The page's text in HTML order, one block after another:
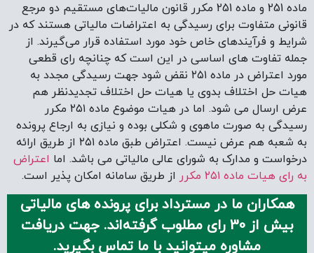
ماده 251 و ماده 251 مکرر قانون مالیات‌های مستقیم دو مرجع
قانونی متفاوت برای رسیدگی به اعتراضات مالیاتی هستند که در
شرایط و فرآیندهای خاص خود مورد استفاده قرار می‌گیرند. از
جمله تفاوت های اساسی در این است که چنانچه رای قطعی
مورد اعتراض در ماده ۲۵۱ نقض شود جهت رسیدگی مجدد به
هیات حل اختلاف بدوی یا هیات حل اختلاف تجدیدنظر هم
عرض ارسال می شود. اما در هیات موضوع ماده ۲۵۱ مکرر
رسیدگی به صورت ماهوی و شکلی بوده و نیازی به ارجاع پرونده
به شعبه هم عرض نیست. اعتراض طبق ماده ۲۵۱ از طریق ارائه
درخواست و مدارک به شورای عالی مالیاتی می باشد. اما اعتراض
به رای هیات ماده ۲۵۱ مکرر
از طریق سامانه امکان پذیر است.
همکاران ما در مسترداد برای پرونده های مالیاتی
بیش از 30 رای مطلوب گرفته‌اند. جهت دریافت
مشاوره میتوانید با ما تماس بگیرید.